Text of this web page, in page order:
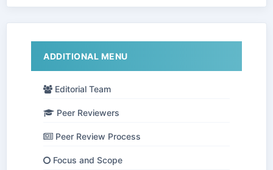
ADDITIONAL MENU
Editorial Team
Peer Reviewers
Peer Review Process
Focus and Scope